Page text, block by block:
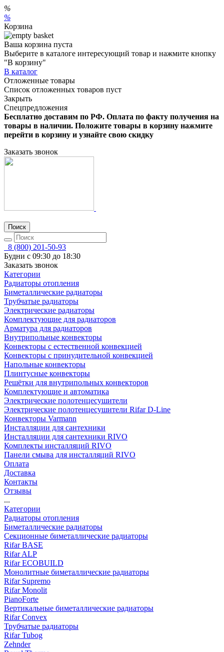
%
%
Корзина
Ваша корзина пуста
Выберите в каталоге интересующий товар и нажмите кнопку
"В корзину"
В каталог
Отложенные товары
Список отложенных товаров пуст
Закрыть
Спецпредложения
Бесплатно доставим по РФ. Оплата по факту получения на
товары в наличии. Положите товары в корзину нажмите
перейти в корзину и узнайте свою скидку
Заказать звонок
Поиск
8 (800) 201-50-93
Будни с 09:30 до 18:30
Заказать звонок
Категории
Радиаторы отопления
Биметаллические радиаторы
Трубчатые радиаторы
Электрические радиаторы
Комплектующие для радиаторов
Арматура для радиаторов
Внутрипольные конвекторы
Конвекторы с естественной конвекцией
Конвекторы с принудительной конвекцией
Напольные конвекторы
Плинтусные конвекторы
Решётки для внутрипольных конвекторов
Комплектующие и автоматика
Электрические полотенцесушители
Электрические полотенцесушители Rifar D-Line
Конвекторы Varmann
Инсталляции для сантехники
Инсталляции для сантехники RIVO
Комплекты инсталляций RIVO
Панели смыва для инсталляций RIVO
Оплата
Доставка
Контакты
Отзывы
...
Категории
Радиаторы отопления
Биметаллические радиаторы
Секционные биметаллические радиаторы
Rifar BASE
Rifar ALP
Rifar ECOBUILD
Монолитные биметаллические радиаторы
Rifar Supremo
Rifar Monolit
PianoForte
Вертикальные биметаллические радиаторы
Rifar Convex
Трубчатые радиаторы
Rifar Tubog
Zehnder